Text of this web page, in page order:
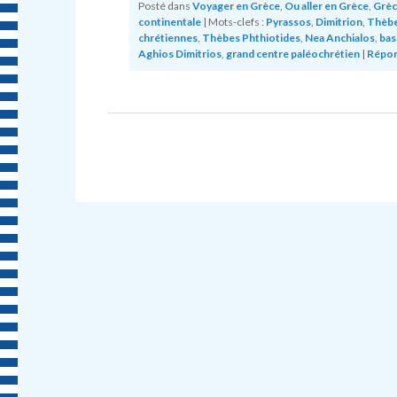
Posté dans Voyager en Grèce, Ou aller en Grèce,
continentale | Mots-clefs : Pyrassos, Dimitrion,
chrétiennes, Thèbes Phthiotides, Nea Anchialos,
Aghios Dimitrios, grand centre paléochrétien |